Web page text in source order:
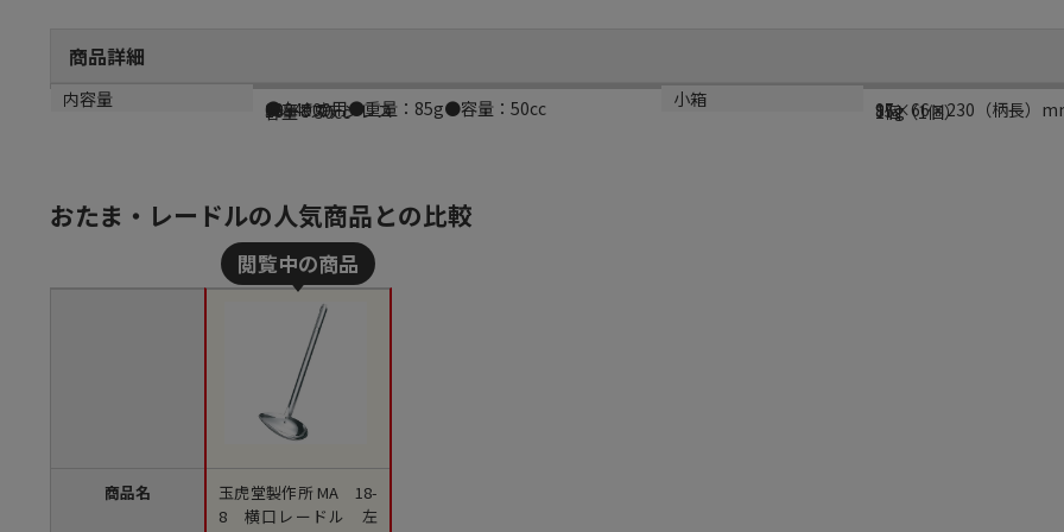
商品詳細
商品説明
●左きき用●重量：85g●容量：50cc
メーカー品番
0934000
サイズ
97×66×230（柄長）
材質
18－8ステンレス
重量
85g
内容量
容量：50cc
小箱
1個（1個）
おたま・レードルの人気商品との比較
商品名
玉虎堂製作所 MA 18-
8 横口レードル 左